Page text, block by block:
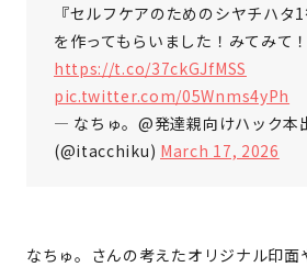
『セルフケアのためのシヤチハタ
を作ってもらいました！みてみて
https://t.co/37ckGJfMSS
pic.twitter.com/05Wnms4yPh
— なちゅ。@発達親向けハック本
(@itacchiku) March 17, 2026
なちゅ。さんの考えたオリジナル印